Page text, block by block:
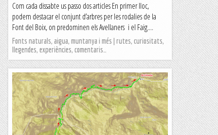
Com cada dissabte us passo dos articles En primer lloc,
podem destacar el conjunt d’arbres per les rodalies de la
Font del Boix, on predominen els Avellaners i el Faig....
Fonts naturals, aigua, muntanya i més | rutes, curiositats,
llegendes, experiències, comentaris…